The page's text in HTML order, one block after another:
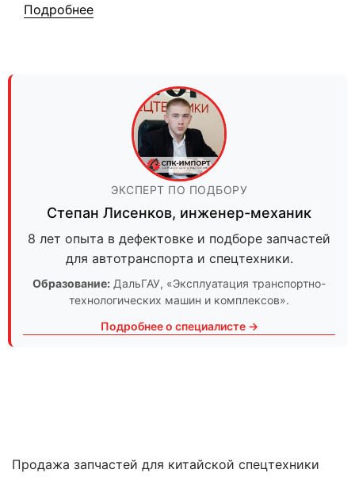
Подробнее
ЭКСПЕРТ ПО ПОДБОРУ
Степан Лисенков, инженер-механик
8 лет опыта в дефектовке и подборе запчастей
для автотранспорта и спецтехники.
Образование: ДальГАУ, «Эксплуатация транспортно-
технологических машин и комплексов».
Подробнее о специалисте →
Продажа запчастей для китайской спецтехники